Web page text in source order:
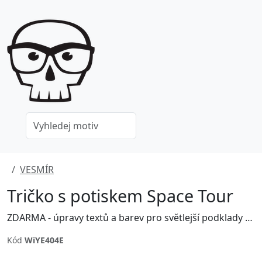
VESMÍR
Tričko s potiskem Space Tour
ZDARMA - úpravy textů a barev pro světlejší podklady - ZDARMA - před objednáním a úhradou, poptávej na grafika@jinxshop.cz
Kód WiYE404E